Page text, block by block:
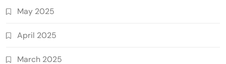
May 2025
April 2025
March 2025